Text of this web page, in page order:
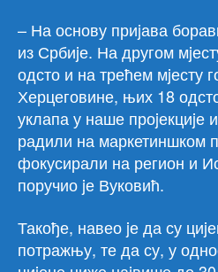
– На основу приjава
из Србиjе. На другом
одсто и на трећем мjесту
Херцеговине, њих 18
уклапа у наше проjекциjе
радили на маркетиншком
фокусирали на регион и
поручио jе Вуковић.
Такође, навео jе да су
потражњу, те да су, у